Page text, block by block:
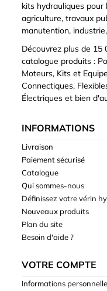
kits hydrauliques
agriculture, travaux
manutention,
Découvrez plus de 15
catalogue produits :
Moteurs, Kits et
Connectiques,
Électriques et bien
INFORMATIONS
Livraison
Paiement sécurisé
Catalogue
Qui sommes-nous
Définissez votre vérin
Nouveaux produits
Plan du site
Besoin d'aide ?
VOTRE COMPTE
Informations